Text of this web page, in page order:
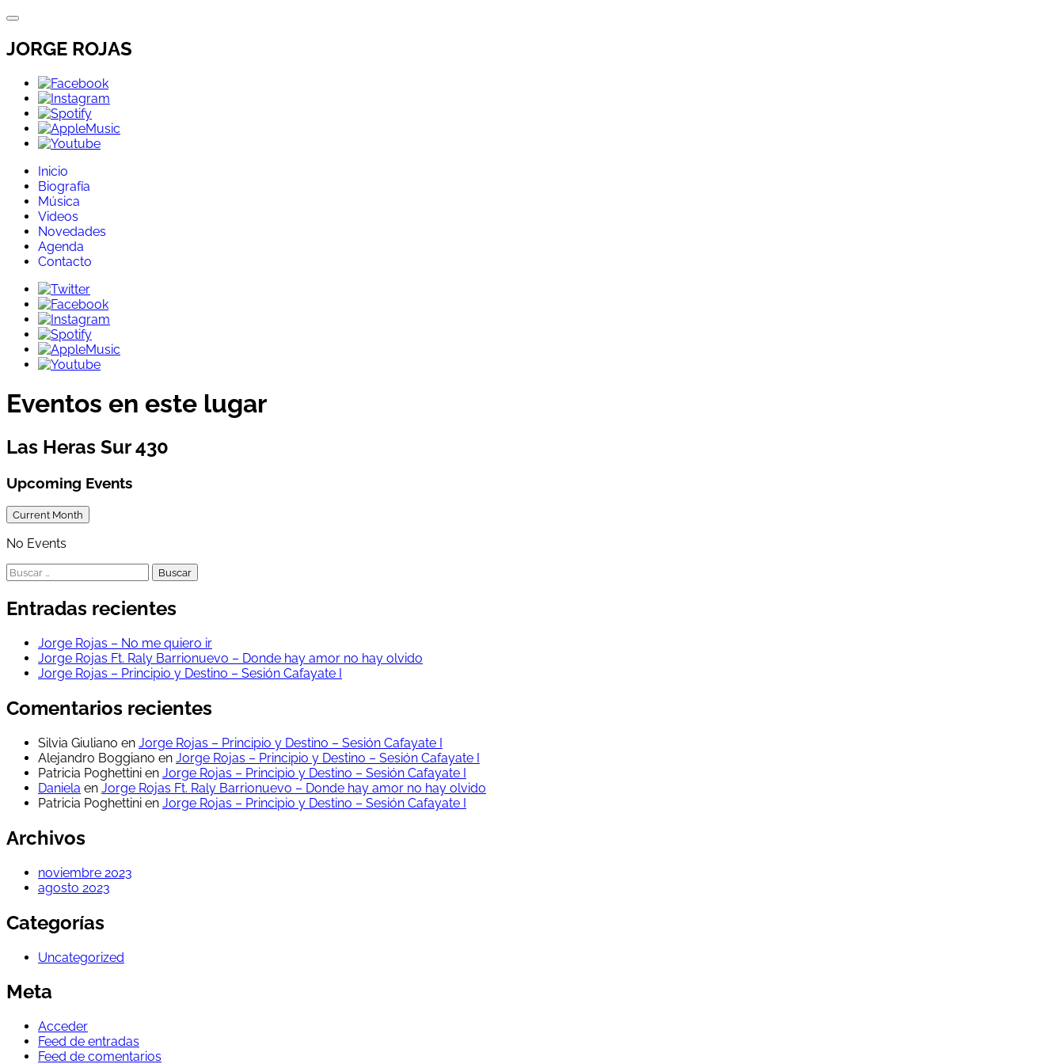
Directo
contenido
JORGE ROJAS
Inicio
Biografía
Música
Videos
Novedades
Agenda
Contacto
Eventos en este lugar
Las Heras Sur 430
Upcoming Events
Current Month
No Events
Buscar:
Entradas recientes
Jorge Rojas – No me quiero ir
Jorge Rojas Ft. Raly Barrionuevo – Donde hay amor no hay olvido
Jorge Rojas – Principio y Destino – Sesión Cafayate I
Comentarios recientes
Silvia Giuliano en Jorge Rojas – Principio y Destino – Sesión Cafayate I
Alejandro Boggiano en Jorge Rojas – Principio y Destino – Sesión Cafayate I
Patricia Poghettini en Jorge Rojas – Principio y Destino – Sesión Cafayate I
Daniela en Jorge Rojas Ft. Raly Barrionuevo – Donde hay amor no hay olvido
Patricia Poghettini en Jorge Rojas – Principio y Destino – Sesión Cafayate I
Archivos
noviembre 2023
agosto 2023
Categorías
Uncategorized
Meta
Acceder
Feed de entradas
Feed de comentarios